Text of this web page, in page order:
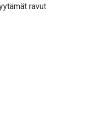
ravut